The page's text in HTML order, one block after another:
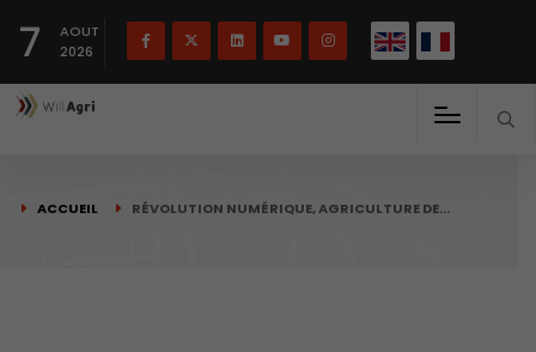
7
AOUT
2026
ACCUEIL RÉVOLUTION NUMÉRIQUE, AGRICULTURE DE…
Français English(English)